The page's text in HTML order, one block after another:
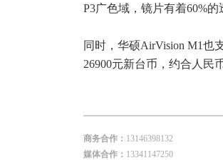
P3广色域，镜片有着60%
同时，华硕AirVision M1也
26900元新台币，约合人民
商务合作： 13146398132
媒体合作： 13341147250